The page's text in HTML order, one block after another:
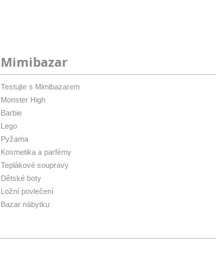
Mimibazar
Testujte s Mimibazarem
Monster High
Barbie
Lego
Pyžama
Kosmetika a parfémy
Teplákové soupravy
Dětské boty
Ložní povlečení
Bazar nábytku